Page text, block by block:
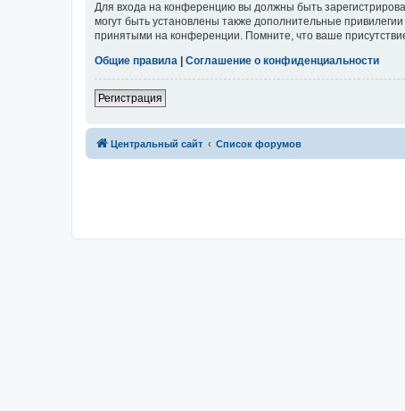
Для входа на конференцию вы должны быть
могут быть установлены также дополнительные
принятыми на конференции. Помните, что ваше
Общие правила
Соглашение о конфиденциальности
Регистрация
Центральный сайт Список форумов